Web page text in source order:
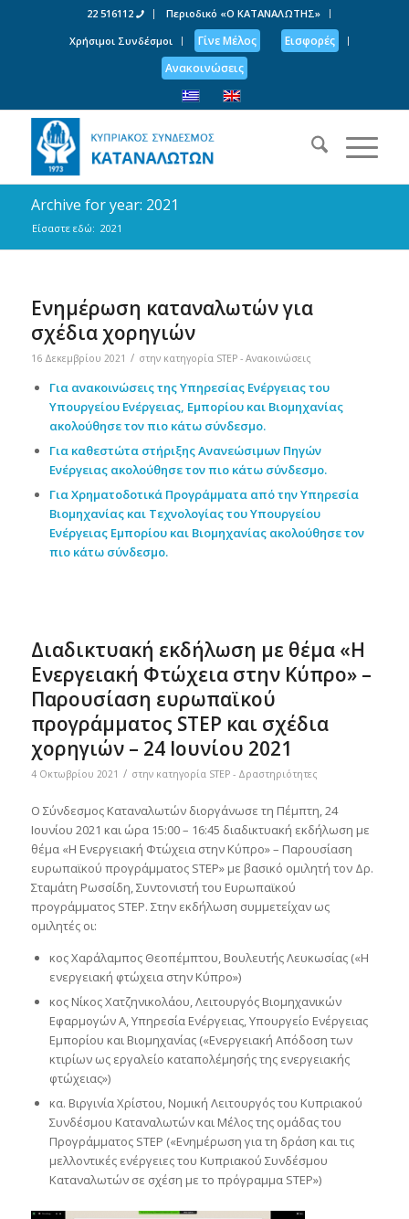
22 516112
Περιοδικό «Ο ΚΑΤΑΝΑΛΩΤΗΣ»
Χρήσιμοι Συνδέσμοι
Γίνε Μέλος
Εισφορές
Ανακοινώσεις
Archive for year: 2021
Είσαστε εδώ: 2021
Ενημέρωση καταναλωτών για
σχέδια χορηγιών
16 Δεκεμβρίου 2021 / στην κατηγορία STEP - Ανακοινώσεις
Για ανακοινώσεις της Υπηρεσίας Ενέργειας του
Υπουργείου Ενέργειας, Εμπορίου και Βιομηχανίας
ακολούθησε τον πιο κάτω σύνδεσμο.
Για καθεστώτα στήριξης Ανανεώσιμων Πηγών
Ενέργειας ακολούθησε τον πιο κάτω σύνδεσμο.
Για Χρηματοδοτικά Προγράμματα από την Υπηρεσία
Βιομηχανίας και Τεχνολογίας του Υπουργείου
Ενέργειας Εμπορίου και Βιομηχανίας ακολούθησε τον
πιο κάτω σύνδεσμο.
Διαδικτυακή εκδήλωση με θέμα «Η
Ενεργειακή Φτώχεια στην Κύπρο» –
Παρουσίαση ευρωπαϊκού
προγράμματος STEP και σχέδια
χορηγιών – 24 Ιουνίου 2021
4 Οκτωβρίου 2021 / στην κατηγορία STEP - Δραστηριότητες
Ο Σύνδεσμος Καταναλωτών διοργάνωσε τη Πέμπτη, 24
Ιουνίου 2021 και ώρα 15:00 – 16:45 διαδικτυακή εκδήλωση με
θέμα «Η Ενεργειακή Φτώχεια στην Κύπρο» – Παρουσίαση
ευρωπαϊκού προγράμματος STEP» με βασικό ομιλητή τον Δρ.
Σταμάτη Ρωσσίδη, Συντονιστή του Ευρωπαϊκού
προγράμματος STEP. Στην εκδήλωση συμμετείχαν ως
ομιλητές οι:
κος Χαράλαμπος Θεοπέμπτου, Βουλευτής Λευκωσίας («Η
ενεργειακή φτώχεια στην Κύπρο»)
κος Νίκος Χατζηνικολάου, Λειτουργός Βιομηχανικών
Εφαρμογών Α, Υπηρεσία Ενέργειας, Υπουργείο Ενέργειας
Εμπορίου και Βιομηχανίας («Ενεργειακή Απόδοση των
κτιρίων ως εργαλείο καταπολέμησής της ενεργειακής
φτώχειας»)
κα. Βιργινία Χρίστου, Νομική Λειτουργός του Κυπριακού
Συνδέσμου Καταναλωτών και Μέλος της ομάδας του
Προγράμματος STEP («Ενημέρωση για τη δράση και τις
μελλοντικές ενέργειες του Κυπριακού Συνδέσμου
Καταναλωτών σε σχέση με το πρόγραμμα STEP»)